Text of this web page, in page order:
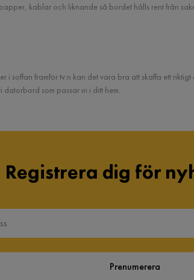
kablar och liknande så bordet hålls rent från
i soffan framför tv:n kan det vara bra att skaffa ett
datorbord som passar in i ditt hem.
Registrera dig för
Prenumerera